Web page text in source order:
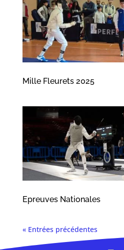
Mille Fleurets 2025
Epreuves Nationales
« Entrées précédentes